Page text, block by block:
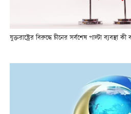
যুক্তরাষ্ট্রের বিরুদ্ধে চীনের সর্বশেষ পাল্টা ব্যবস্থা কী